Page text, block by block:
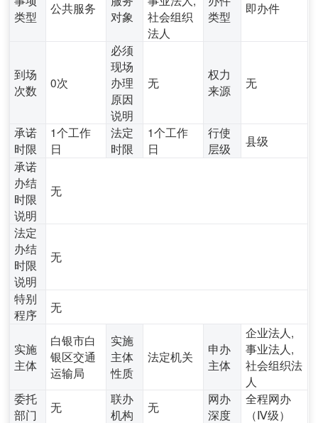
类型
公共服务
对象
社会组织
法人
类型
即办件
到场
次数
0次
必须
现场
办理
原因
说明
无
权力
来源
无
承诺
时限
1个工作
日
法定
时限
1个工作
日
行使
层级
县级
承诺
办结
时限
说明
无
法定
办结
时限
说明
无
特别
程序
无
实施
主体
白银市白
银区交通
运输局
实施
主体
性质
法定机关
申办
主体
企业法人,
事业法人,
社会组织法
人
委托
部门
无
联办
机构
无
网办
深度
全程网办
（Ⅳ级）